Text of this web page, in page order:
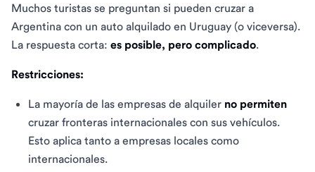
Muchos turistas se preguntan si pueden cruzar a
Argentina con un auto alquilado en Uruguay (o viceversa).
La respuesta corta: es posible, pero complicado.
Restricciones:
La mayoría de las empresas de alquiler no permiten
cruzar fronteras internacionales con sus vehículos.
Esto aplica tanto a empresas locales como
internacionales.